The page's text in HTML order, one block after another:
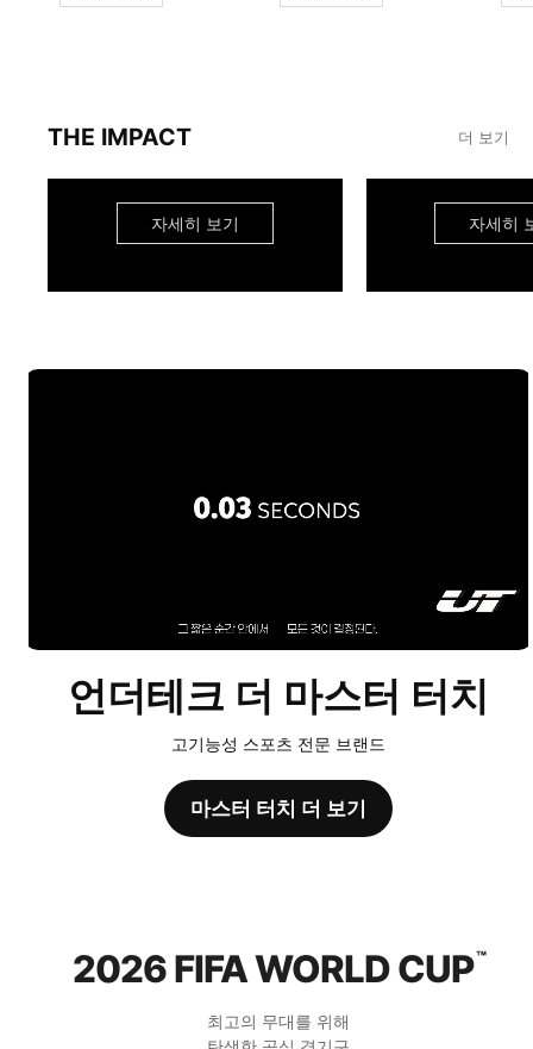
THE IMPACT 더 보기
자세히 보기 자세히
언더테크 더 마스터 터치
고기능성 스포츠 전문 브랜드
마스터 터치 더 보기
2026 FIFA WORLD CUP™
최고의 무대를 위해